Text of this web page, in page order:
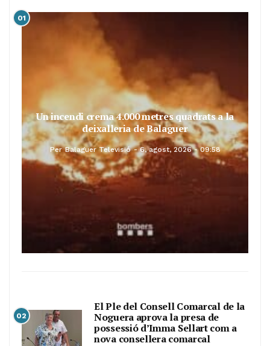
01
Un incendi crema 4.000 metres quadrats a la
deixalleria de Balaguer
Per Balaguer Televisió 6, agost, 2026 - 09:58
02
El Ple del Consell Comarcal de la
Noguera aprova la presa de
possessió d’Imma Sellart com a
nova consellera comarcal